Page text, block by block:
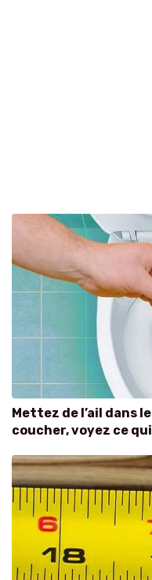
Mettez de l’ail dans
coucher, voyez ce